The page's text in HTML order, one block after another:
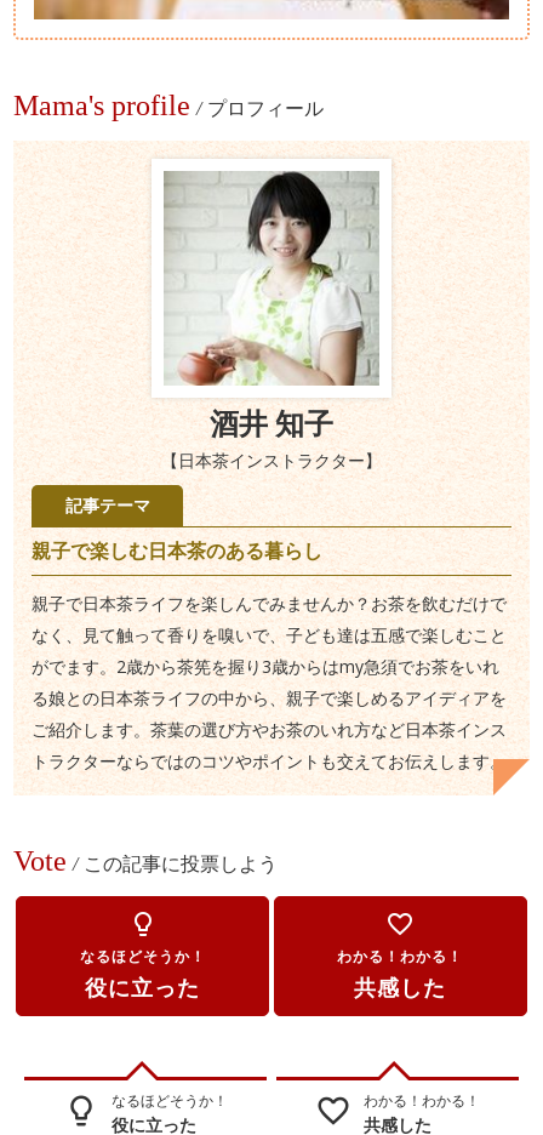
Mama's profile / プロフィール
酒井 知子
【日本茶インストラクター】
記事テーマ
親子で楽しむ日本茶のある暮らし
親子で日本茶ライフを楽しんでみませんか？お茶を飲むだけで
なく、見て触って香りを嗅いで、子ども達は五感で楽しむこと
がでます。2歳から茶筅を握り3歳からはmy急須でお茶をいれ
る娘との日本茶ライフの中から、親子で楽しめるアイディアを
ご紹介します。茶葉の選び方やお茶のいれ方など日本茶インス
トラクターならではのコツやポイントも交えてお伝えします。
Vote / この記事に投票しよう
lightbulb_outline
なるほどそうか！
役に立った
favorite_border
わかる！わかる！
共感した
lightbulb_outline なるほどそうか！
役に立った favorite_border わかる！わかる！
共感した